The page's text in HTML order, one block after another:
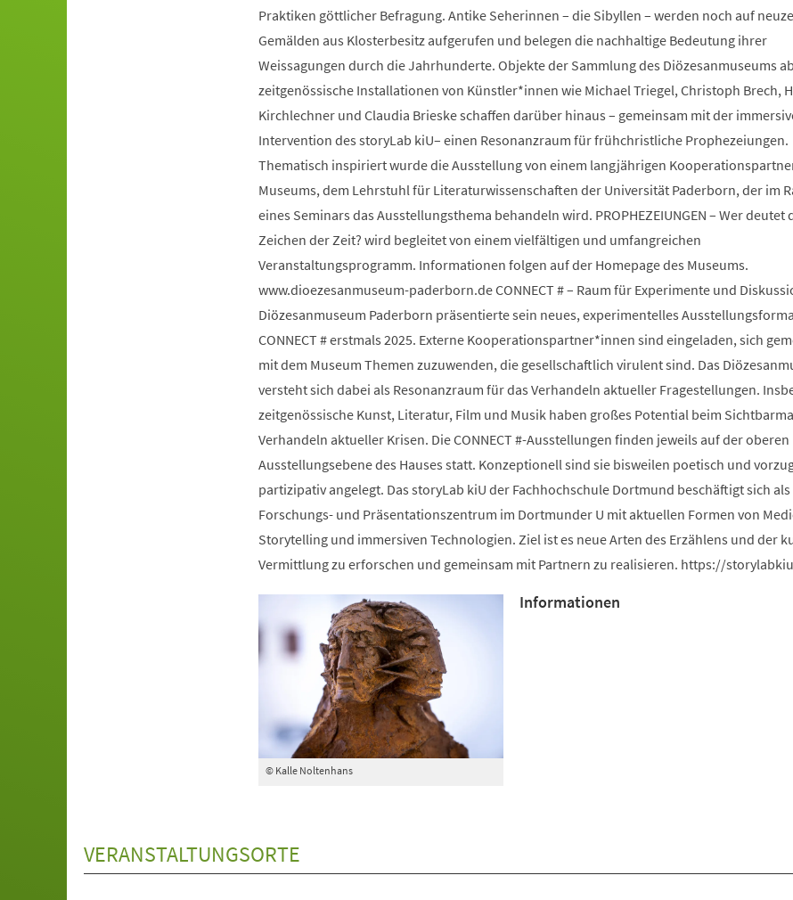
Praktiken göttlicher Befragung. Antike Seherinnen – die Sibyllen – werden noch auf
Gemälden aus Klosterbesitz aufgerufen und belegen die nachhaltige Bedeutung ihrer
Weissagungen durch die Jahrhunderte. Objekte der Sammlung des Diözesanmuseums
zeitgenössische Installationen von Künstler*innen wie Michael Triegel, Christoph Brech,
Kirchlechner und Claudia Brieske schaffen darüber hinaus – gemeinsam mit der
Intervention des storyLab kiU– einen Resonanzraum für frühchristliche Prophezeiungen.
Thematisch inspiriert wurde die Ausstellung von einem langjährigen
Museums, dem Lehrstuhl für Literaturwissenschaften der Universität Paderborn, der im
eines Seminars das Ausstellungsthema behandeln wird. PROPHEZEIUNGEN – Wer deutet
Zeichen der Zeit? wird begleitet von einem vielfältigen und umfangreichen
Veranstaltungsprogramm. Informationen folgen auf der Homepage des Museums.
www.dioezesanmuseum-paderborn.de CONNECT # – Raum für Experimente und
Diözesanmuseum Paderborn präsentierte sein neues, experimentelles
CONNECT # erstmals 2025. Externe Kooperationspartner*innen sind eingeladen, sich
mit dem Museum Themen zuzuwenden, die gesellschaftlich virulent sind. Das
versteht sich dabei als Resonanzraum für das Verhandeln aktueller Fragestellungen.
zeitgenössische Kunst, Literatur, Film und Musik haben großes Potential beim
Verhandeln aktueller Krisen. Die CONNECT #-Ausstellungen finden jeweils auf der oberen
Ausstellungsebene des Hauses statt. Konzeptionell sind sie bisweilen poetisch und
partizipativ angelegt. Das storyLab kiU der Fachhochschule Dortmund beschäftigt sich
Forschungs- und Präsentationszentrum im Dortmunder U mit aktuellen Formen von
Storytelling und immersiven Technologien. Ziel ist es neue Arten des Erzählens und der
Vermittlung zu erforschen und gemeinsam mit Partnern zu realisieren. https://
© Kalle Noltenhans
Informationen
VERANSTALTUNGSORTE